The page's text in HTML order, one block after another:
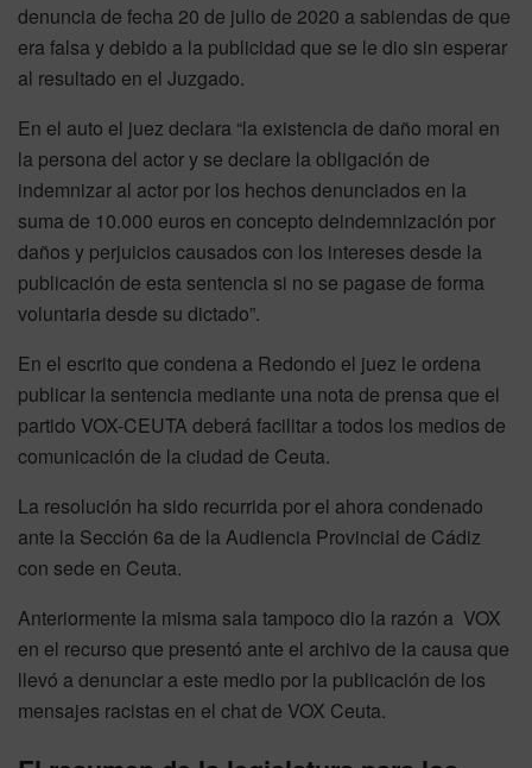
denuncia de fecha 20 de julio de 2020 a sabiendas de que
era falsa y debido a la publicidad que se le dio sin esperar
al resultado en el Juzgado.
En el auto el juez declara “la existencia de daño moral en
la persona del actor y se declare la obligación de
indemnizar al actor por los hechos denunciados en la
suma de 10.000 euros en concepto deindemnización por
daños y perjuicios causados con los intereses desde la
publicación de esta sentencia si no se pagase de forma
voluntaria desde su dictado”.
En el escrito que condena a Redondo el juez le ordena
publicar la sentencia mediante una nota de prensa que el
partido VOX-CEUTA deberá facilitar a todos los medios de
comunicación de la ciudad de Ceuta.
La resolución ha sido recurrida por el ahora condenado
ante la Sección 6a de la Audiencia Provincial de Cádiz
con sede en Ceuta.
Anteriormente la misma sala tampoco dio la razón a VOX
en el recurso que presentó ante el archivo de la causa que
llevó a denunciar a este medio por la publicación de los
mensajes racistas en el chat de VOX Ceuta.